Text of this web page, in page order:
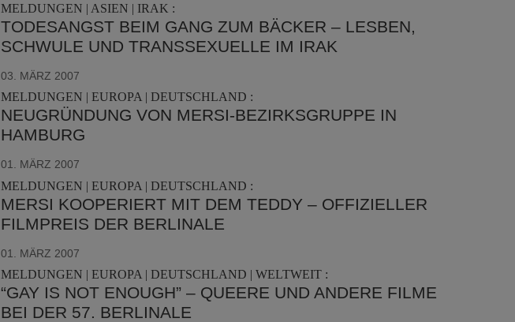
MELDUNGEN | ASIEN | IRAK :
TODESANGST BEIM GANG ZUM BÄCKER – LESBEN,
SCHWULE UND TRANSSEXUELLE IM IRAK
03. MÄRZ 2007
MELDUNGEN | EUROPA | DEUTSCHLAND :
NEUGRÜNDUNG VON MERSI-BEZIRKSGRUPPE IN
HAMBURG
01. MÄRZ 2007
MELDUNGEN | EUROPA | DEUTSCHLAND :
MERSI KOOPERIERT MIT DEM TEDDY – OFFIZIELLER
FILMPREIS DER BERLINALE
01. MÄRZ 2007
MELDUNGEN | EUROPA | DEUTSCHLAND | WELTWEIT :
“GAY IS NOT ENOUGH” – QUEERE UND ANDERE FILME
BEI DER 57. BERLINALE